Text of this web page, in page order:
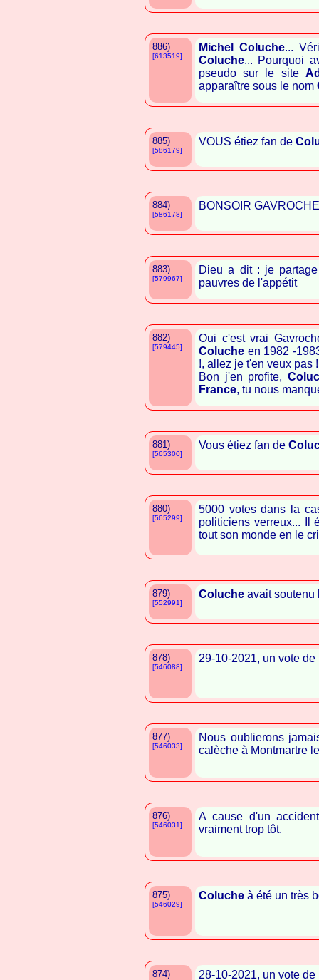
886)
[613519]
Michel Coluche...
Coluche... Pourquoi
pseudo sur le site
apparaître sous le nom
885)
[586179]
VOUS étiez fan de
884)
[586178]
BONSOIR
883)
[579967]
Dieu a dit : je
pauvres de l'appétit
882)
[579445]
Oui c'est vrai
Coluche en 1982 -
!, allez je t'en veux pas
Bon j'en profite,
France, tu nous
881)
[565300]
Vous étiez fan de
880)
[565299]
5000 votes dans la
politiciens verreux... Il
tout son monde en le
879)
[552991]
Coluche avait soutenu
878)
[546088]
29-10-2021, un vote
877)
[546033]
Nous oublierons
calèche à Montmartre
876)
[546031]
A cause d'un
vraiment trop tôt.
875)
[546029]
Coluche à été un très
874) 28-10-2021, un vote